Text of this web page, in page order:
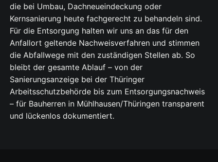
die bei Umbau, Dachneueindeckung oder
Kernsanierung heute fachgerecht zu behandeln sind.
Für die Entsorgung halten wir uns an das für den
Anfallort geltende Nachweisverfahren und stimmen
die Abfallwege mit den zuständigen Stellen ab. So
bleibt der gesamte Ablauf – von der
Sanierungsanzeige bei der Thüringer
Arbeitsschutzbehörde bis zum Entsorgungsnachweis
– für Bauherren in Mühlhausen/Thüringen transparent
und lückenlos dokumentiert.